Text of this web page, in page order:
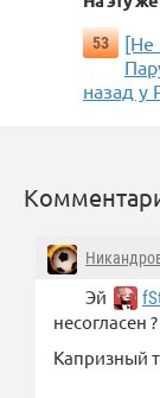
53
[Не
назад у
Эй
несогласен ?
Капризный